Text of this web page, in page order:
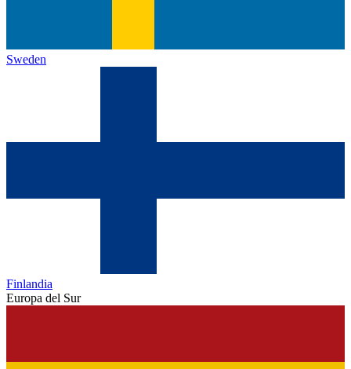
Sweden
Finlandia
Europa del Sur